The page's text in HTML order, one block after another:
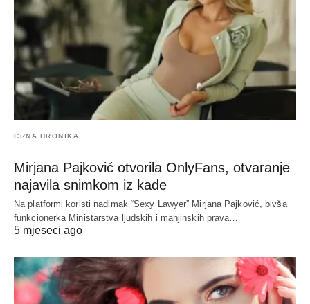
CRNA HRONIKA
Mirjana Pajković otvorila OnlyFans, otvaranje
najavila snimkom iz kade
Na platformi koristi nadimak “Sexy Lawyer” Mirjana Pajković, bivša
funkcionerka Ministarstva ljudskih i manjinskih prava…
5 mjeseci ago